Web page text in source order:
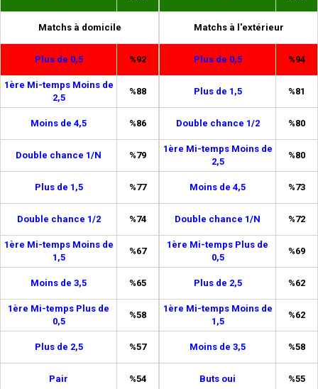
Matchs à domicile
Plus de 0,5 %92
1ère Mi-temps Moins de
2,5
%88
Moins de 4,5 %86
Double chance 1/N %79
Plus de 1,5 %77
Double chance 1/2 %74
1ère Mi-temps Moins de
1,5
%67
Moins de 3,5 %65
1ère Mi-temps Plus de
0,5
%58
Plus de 2,5 %57
Pair %54
Matchs à l'extérieur
Plus de 0,5 %94
Plus de 1,5 %81
Double chance 1/2 %80
1ère Mi-temps Moins de
2,5
%80
Moins de 4,5 %73
Double chance 1/N %72
1ère Mi-temps Plus de
0,5
%69
Plus de 2,5 %62
1ère Mi-temps Moins de
1,5
%62
Moins de 3,5 %58
Buts oui %55